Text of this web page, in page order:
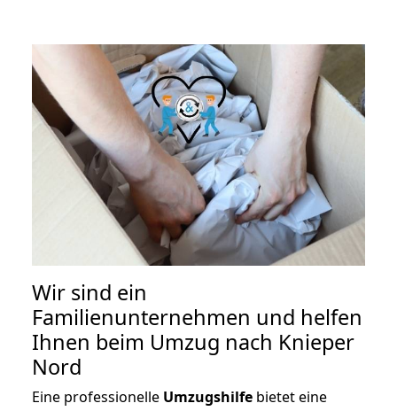
Wir sind ein
Familienunternehmen und helfen
Ihnen beim Umzug nach Knieper
Nord
Eine professionelle Umzugshilfe bietet eine